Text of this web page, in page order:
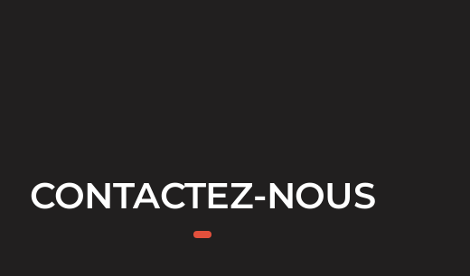
CONTACTEZ-NOUS